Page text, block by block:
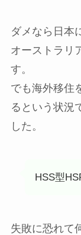
ダメなら日本
オーストラリ
す。
でも海外移住
るという状況
した。
HSS型
失敗に恐れて